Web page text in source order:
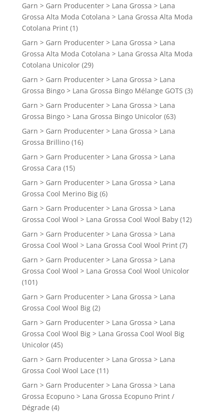
Garn > Garn Producenter > Lana Grossa > Lana
Grossa Alta Moda Cotolana > Lana Grossa Alta Moda
Cotolana Print (1)
Garn > Garn Producenter > Lana Grossa > Lana
Grossa Alta Moda Cotolana > Lana Grossa Alta Moda
Cotolana Unicolor (29)
Garn > Garn Producenter > Lana Grossa > Lana
Grossa Bingo > Lana Grossa Bingo Mélange GOTS (3)
Garn > Garn Producenter > Lana Grossa > Lana
Grossa Bingo > Lana Grossa Bingo Unicolor (63)
Garn > Garn Producenter > Lana Grossa > Lana
Grossa Brillino (16)
Garn > Garn Producenter > Lana Grossa > Lana
Grossa Cara (15)
Garn > Garn Producenter > Lana Grossa > Lana
Grossa Cool Merino Big (6)
Garn > Garn Producenter > Lana Grossa > Lana
Grossa Cool Wool > Lana Grossa Cool Wool Baby (12)
Garn > Garn Producenter > Lana Grossa > Lana
Grossa Cool Wool > Lana Grossa Cool Wool Print (7)
Garn > Garn Producenter > Lana Grossa > Lana
Grossa Cool Wool > Lana Grossa Cool Wool Unicolor
(101)
Garn > Garn Producenter > Lana Grossa > Lana
Grossa Cool Wool Big (2)
Garn > Garn Producenter > Lana Grossa > Lana
Grossa Cool Wool Big > Lana Grossa Cool Wool Big
Unicolor (45)
Garn > Garn Producenter > Lana Grossa > Lana
Grossa Cool Wool Lace (11)
Garn > Garn Producenter > Lana Grossa > Lana
Grossa Ecopuno > Lana Grossa Ecopuno Print /
Dégrade (4)